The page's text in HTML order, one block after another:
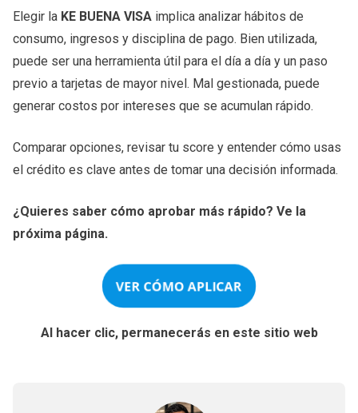
Elegir la KE BUENA VISA implica analizar hábitos de
consumo, ingresos y disciplina de pago. Bien utilizada,
puede ser una herramienta útil para el día a día y un paso
previo a tarjetas de mayor nivel. Mal gestionada, puede
generar costos por intereses que se acumulan rápido.
Comparar opciones, revisar tu score y entender cómo usas
el crédito es clave antes de tomar una decisión informada.
¿Quieres saber cómo aprobar más rápido? Ve la
próxima página.
VER CÓMO APLICAR
Al hacer clic, permanecerás en este sitio web